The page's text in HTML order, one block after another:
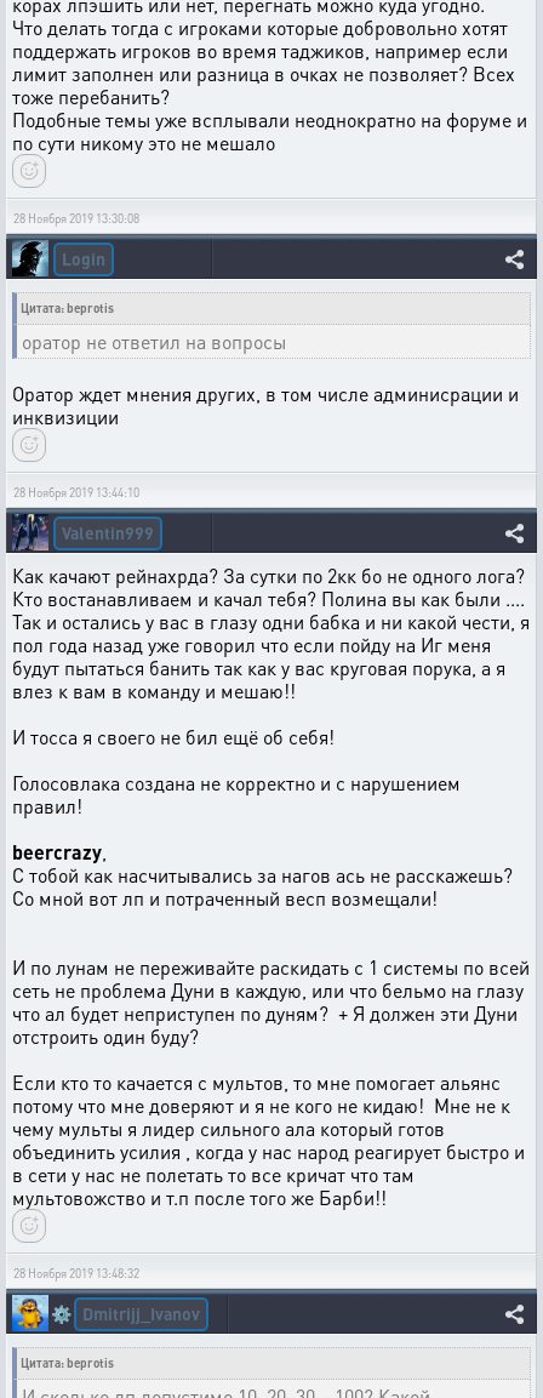
Что делать тогда с игроками которые добровольно хотят
поддержать игроков во время таджиков, например если
лимит заполнен или разница в очках не позволяет? Всех
тоже перебанить?
Подобные темы уже всплывали неоднократно на форуме и
по сути никому это не мешало
28 Ноября 2019 13:30:08
Login
Цитата: beprotis
оратор не ответил на вопросы
Оратор ждет мнения других, в том числе админисрации и
инквизиции
28 Ноября 2019 13:44:10
Valentin999
Как качают рейнахрда? За сутки по 2кк бо не одного лога?
Кто востанавливаем и качал тебя? Полина вы как были ....
Так и остались у вас в глазу одни бабка и ни какой чести, я
пол года назад уже говорил что если пойду на Иг меня
будут пытаться банить так как у вас круговая порука, а я
влез к вам в команду и мешаю!!
И тосса я своего не бил ещё об себя!
Голосовлака создана не корректно и с нарушением
правил!
beercrazy
С тобой как насчитывались за нагов ась не расскажешь?
Со мной вот лп и потраченный весп возмещали!
И по лунам не переживайте раскидать с 1 системы по всей
сеть не проблема Дуни в каждую, или что бельмо на глазу
что ал будет неприступен по дуням? + Я должен эти Дуни
отстроить один буду?
Если кто то качается с мультов, то мне помогает альянс
потому что мне доверяют и я не кого не кидаю! Мне не к
чему мульты я лидер сильного ала который готов
объединить усилия , когда у нас народ реагирует быстро и
в сети у нас не полетать то все кричат что там
мультовожство и т.п после того же Барби!!
28 Ноября 2019 13:48:32
⚙️ Dmitrijj_Ivanov
Цитата: beprotis